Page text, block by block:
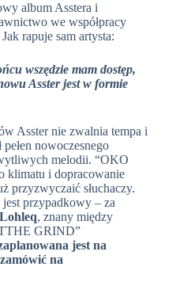
album Asstera i
we współpracy
Jak rapuje sam artysta:
wszędzie mam dostęp,
Asster jest w formie
Asster nie zwalnia tempa i
pełen nowoczesnego
melodii. “OKO
klimatu i dopracowanie
przyzwyczaić słuchaczy.
przypadkowy – za
Lohleq, znany między
GRIND”
jest na
na